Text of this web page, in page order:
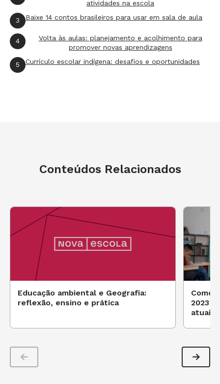
atividades na escola
3 Baixe 14 contos brasileiros para usar em sala de aula
4
Volta às aulas: planejamento e acolhimento para
promover novas aprendizagens
5 Currículo escolar indígena: desafios e oportunidades
Conteúdos Relacionados
Educação ambiental e Geografia:
reflexão, ensino e prática
Como
2023
atuais?